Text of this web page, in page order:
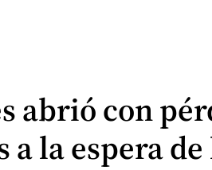
abrió con
a la espera